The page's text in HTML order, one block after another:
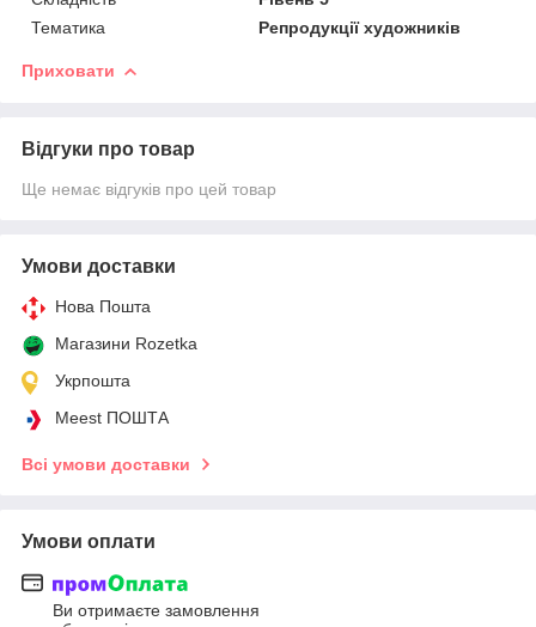
Тематика
Репродукції художників
Приховати
Відгуки про товар
Ще немає відгуків про цей товар
Умови доставки
Нова Пошта
Магазини Rozetka
Укрпошта
Meest ПОШТА
Всі умови доставки
Умови оплати
Ви отримаєте замовлення